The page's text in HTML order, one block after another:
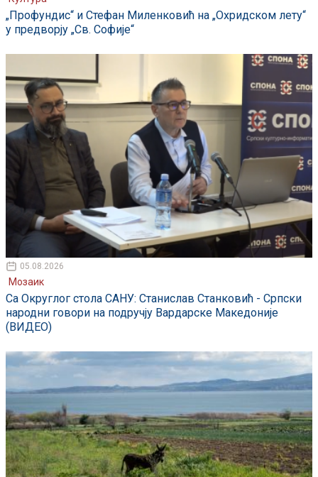
„Профундис“ и Стефан Миленковић на „Охридском лету“
у предворју „Св. Софије“
05.08.2026
Мозаик
Са Округлог стола САНУ: Станислав Станковић - Српски
народни говори на подручју Вардарске Македоније
(ВИДЕО)